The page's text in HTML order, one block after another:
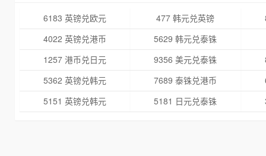
6183 英镑兑欧元 477 韩元兑英镑
4022 英镑兑港币
5629 韩元兑泰铢
1257 港币兑日元
9356 美元兑泰铢
5362 英镑兑韩元
7689 泰铢兑港币
5151 英镑兑韩元
5181 日元兑泰铢